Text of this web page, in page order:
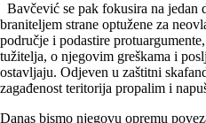
Bavčević se pak fokusira na jedan
braniteljem strane optužene za
područje i podastire
tužitelja, o njegovim greškama i
ostavljaju. Odjeven u zaštitni
zagađenost teritorija propalim i
Danas bismo njegovu opremu